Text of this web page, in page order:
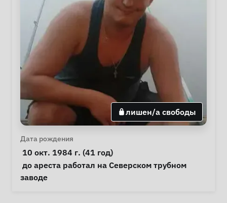
лишен/а свободы
Личная информация
Дата рождения
10 окт. 1984 г. (41 год)
Примечания
заводе